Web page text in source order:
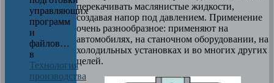
перекачивать маслянистые жидкости,
создавая напор под давлением. Применение
очень разнообразное: применяют на
автомобилях, на станочном оборудовании, на
холодильных установках и во многих других
целей.
управляющих
программ
и
файлов…
в
Технология
производства